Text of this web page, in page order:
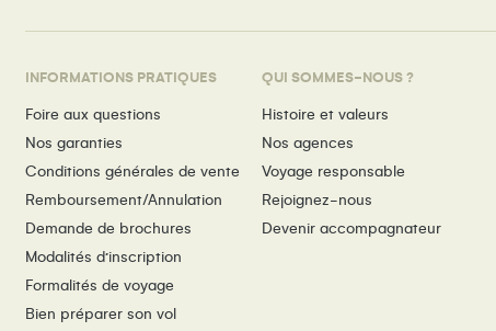
INFORMATIONS PRATIQUES
Foire aux questions
Nos garanties
Conditions générales de vente
Remboursement/Annulation
Demande de brochures
Modalités d’inscription
Formalités de voyage
Bien préparer son vol
QUI SOMMES-NOUS ?
Histoire et valeurs
Nos agences
Voyage responsable
Rejoignez-nous
Devenir accompagnateur